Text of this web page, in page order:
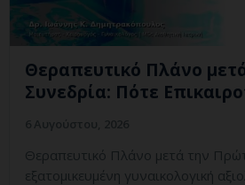
Θεραπευτικό Πλάνο
Συνεδρία: Πότε
Θεραπευτικό Πλάνο μετά την
εξατομικευμένη γυναικολογική